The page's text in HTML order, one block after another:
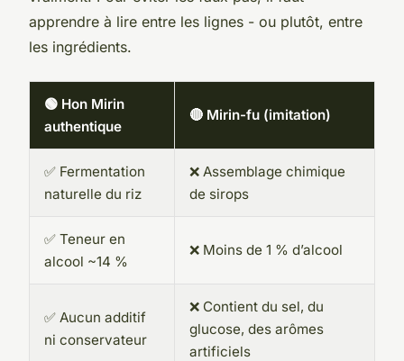
apprendre à lire entre les lignes - ou plutôt, entre
les ingrédients.
🟢 Hon Mirin
authentique
🔴 Mirin-fu (imitation)
✅ Fermentation
naturelle du riz
❌ Assemblage chimique
de sirops
✅ Teneur en
alcool ~14 %
❌ Moins de 1 % d’alcool
✅ Aucun additif
ni conservateur
❌ Contient du sel, du
glucose, des arômes
artificiels